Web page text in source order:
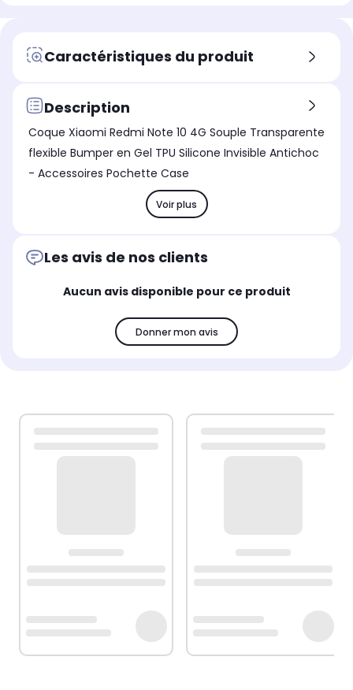
Caractéristiques du produit
Description
Coque Xiaomi Redmi Note 10 4G Souple Transparente
flexible Bumper en Gel TPU Silicone Invisible Antichoc
- Accessoires Pochette Case
Voir plus
Les avis de nos clients
Aucun avis disponible pour ce produit
Donner mon avis